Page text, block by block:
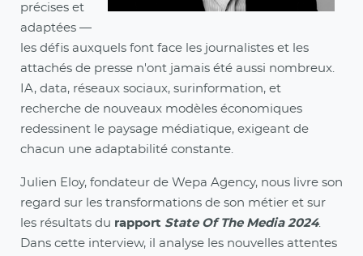
précises et
adaptées —
les défis auxquels font face les journalistes et les
attachés de presse n'ont jamais été aussi nombreux.
IA, data, réseaux sociaux, surinformation, et
recherche de nouveaux modèles économiques
redessinent le paysage médiatique, exigeant de
chacun une adaptabilité constante.
Julien Eloy, fondateur de Wepa Agency, nous livre son
regard sur les transformations de son métier et sur
les résultats du rapport State Of The Media 2024.
Dans cette interview, il analyse les nouvelles attentes